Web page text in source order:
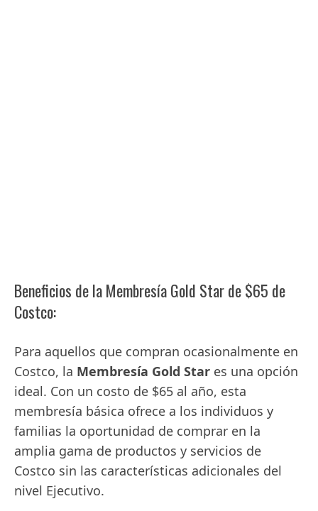
Beneficios de la Membresía Gold Star de $65 de
Costco:
Para aquellos que compran ocasionalmente en
Costco, la Membresía Gold Star es una opción
ideal. Con un costo de $65 al año, esta
membresía básica ofrece a los individuos y
familias la oportunidad de comprar en la
amplia gama de productos y servicios de
Costco sin las características adicionales del
nivel Ejecutivo.